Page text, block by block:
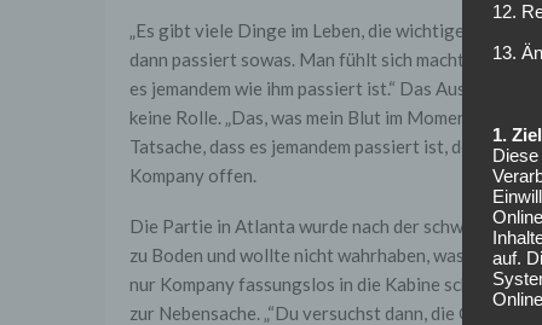
„Es gibt viele Dinge im Leben, die wichtiger sind.
dann passiert sowas. Man fühlt sich machtlos“,
es jemandem wie ihm passiert ist.“ Das
keine Rolle. „Das, was mein Blut im Moment noch
Tatsache, dass es jemandem passiert ist, der so viel
Kompany offen.
Die Partie in Atlanta wurde nach der schweren
zu Boden und wollte nicht wahrhaben, was gerade
nur Kompany fassungslos in die Kabine schickte.
zur Nebensache. „“Du versuchst dann, die
12.
13.
1.
auf.